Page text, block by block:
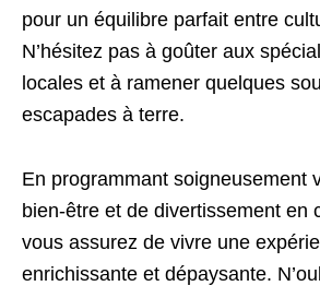
pour un équilibre parfait entre
N’hésitez pas à goûter aux
locales et à ramener quelques
escapades à terre.
En programmant soigneusement
bien-être et de divertissement en
vous assurez de vivre une
enrichissante et dépaysante.